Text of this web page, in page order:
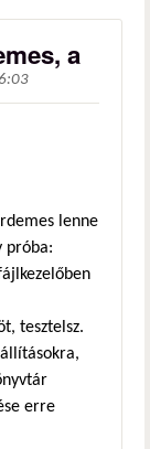
a
lenne
próba:
tesztelsz.
erre